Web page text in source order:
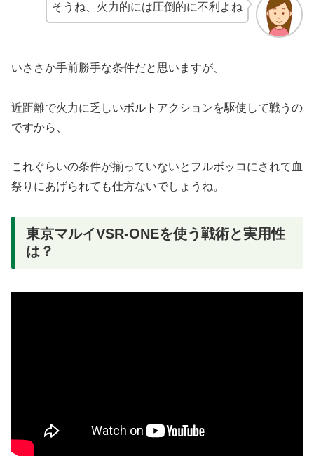
そうね、火力的には圧倒的に不利よね
いささか手前勝手な条件だと思いますが、
近距離で火力に乏しいボルトアクションを駆使して戦うの
ですから、
これぐらいの条件が揃っていないとフルボッコにされて血
祭りにあげられても仕方ないでしょうね。
東京マルイVSR-ONEを使う戦術と実用性
は？